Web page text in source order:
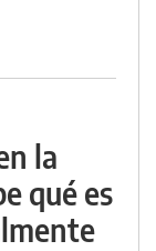
la
qué es